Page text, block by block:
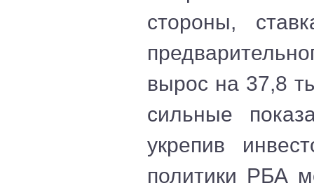
стороны,
вырос на 37,8
сильные
укрепив
политики РБА